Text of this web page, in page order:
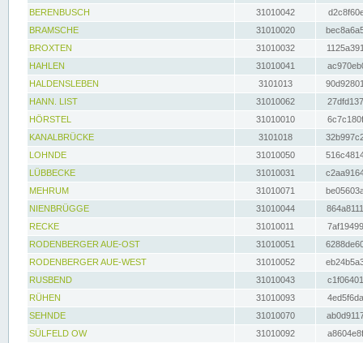
BERENBUSCH
31010042
BRAMSCHE
31010020
BROXTEN
31010032
HAHLEN
31010041
HALDENSLEBEN
3101013
HANN. LIST
31010062
HÖRSTEL
31010010
KANALBRÜCKE
3101018
LOHNDE
31010050
LÜBBECKE
31010031
MEHRUM
31010071
NIENBRÜGGE
31010044
RECKE
31010011
RODENBERGER AUE-OST
31010051
RODENBERGER AUE-WEST
31010052
RUSBEND
31010043
RÜHEN
31010093
SEHNDE
31010070
SÜLFELD OW
31010092